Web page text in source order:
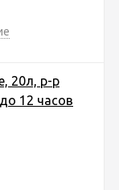
20л, р-р
12 часов